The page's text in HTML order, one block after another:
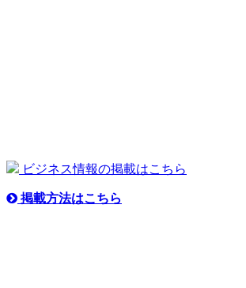
ビジネス情報の掲載はこちら
掲載方法はこちら